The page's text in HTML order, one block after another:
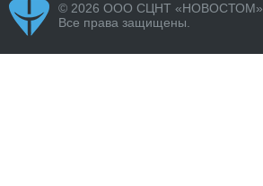
© 2026 ООО СЦНТ «НОВОСТОМ»
Все права защищены.